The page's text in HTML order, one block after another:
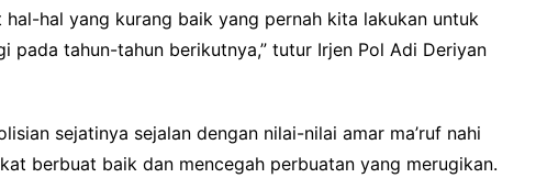
hal yang kurang baik yang pernah kita lakukan untuk
pada tahun-tahun berikutnya,” tutur Irjen Pol Adi Deriyan
sejatinya sejalan dengan nilai-nilai amar ma’ruf nahi
berbuat baik dan mencegah perbuatan yang merugikan.